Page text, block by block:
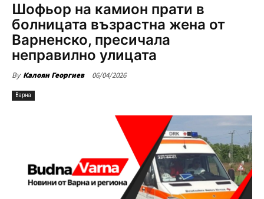
Шофьор на камион прати в
болницата възрастна жена от
Варненско, пресичала
неправилно улицата
By Калоян Георгиев 06/04/2026
Варна